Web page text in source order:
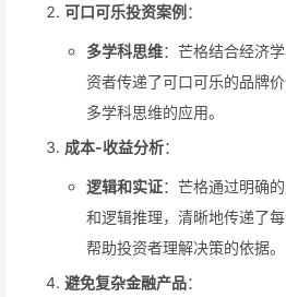
可口可乐投资案例 ：
多学科思维：芒格结合经济
资者传递了可口可乐的品牌
多学科思维的应用。
成本-收益分析：
逻辑和实证：芒格通过明确
和逻辑推理，清晰地传递了
帮助投资者理解决策的依据。
避免复杂金融产品：